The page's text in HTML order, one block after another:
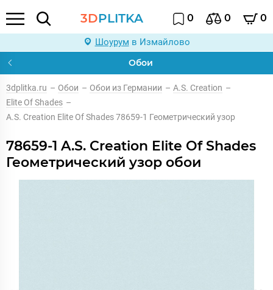
3DPLITKA 0 0 0
Шоурум в Измайлово
Обои
3dplitka.ru – Обои – Обои из Германии – A.S. Creation –
Elite Of Shades –
A.S. Creation Elite Of Shades 78659-1 Геометрический узор
78659-1 A.S. Creation Elite Of Shades
Геометрический узор обои